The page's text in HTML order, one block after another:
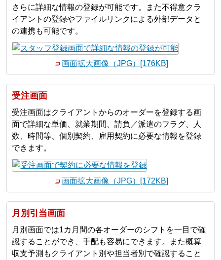
さらに詳細な情報の登録が可能です。また不得意クラ
イアントの登録やファイルリンクによる外部データと
の連携も可能です。
画面拡大画像（JPG）[176KB]
受注画面
受注画面はクライアントからのオーダーを登録する画
面で詳細な単価、就業期間、請負／派遣のフラグ、人
数、時間等、個別契約、雇用契約に必要な情報を登録
できます。
画面拡大画像（JPG）[172KB]
月別引当画面
月別画面では1カ月間の各オーダーのシフトを一目で確
認することができ、手配も容易にできます。また概算
収支予測もクライアント別や担当者別で確認すること